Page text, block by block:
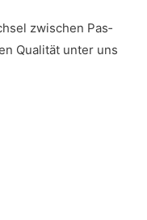
zwi­schen Pas­
Qua­li­tät unter uns